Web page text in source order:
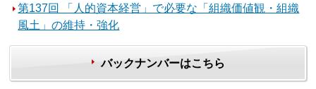
第137回 「人的資本経営」で必要な「組織価値観・組織
風土」の維持・強化
バックナンバーはこちら